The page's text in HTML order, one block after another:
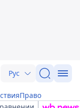
Рус
Право